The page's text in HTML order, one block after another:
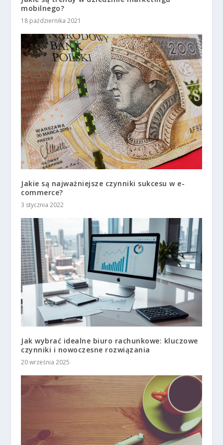
mobilnego?
18 października 2021
Jakie są najważniejsze czynniki sukcesu w e-
commerce?
3 stycznia 2022
Jak wybrać idealne biuro rachunkowe: kluczowe
czynniki i nowoczesne rozwiązania
20 września 2025